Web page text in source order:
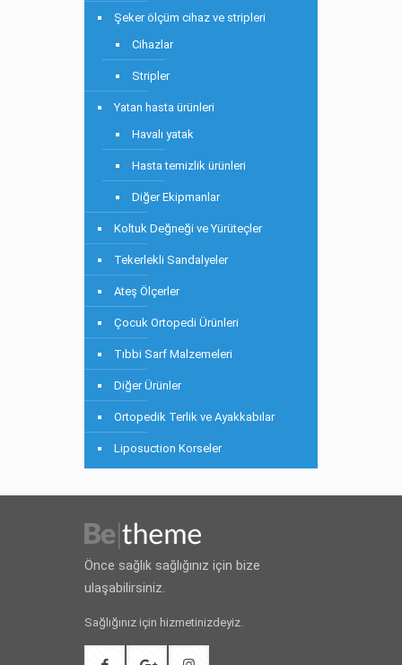
Şeker ölçüm cihaz ve stripleri
Cihazlar
Stripler
Yatan hasta ürünleri
Havalı yatak
Hasta temizlik ürünleri
Diğer Ekipmanlar
Koltuk Değneği ve Yürüteçler
Tekerlekli Sandalyeler
Ateş Ölçerler
Çocuk Ortopedi Ürünleri
Tıbbi Sarf Malzemeleri
Diğer Ürünler
Ortopedik Terlik ve Ayakkabılar
Liposuction Korseler
Önce sağlık sağlığınız için bize
ulaşabilirsiniz.
Sağlığınız için hizmetinizdeyiz.